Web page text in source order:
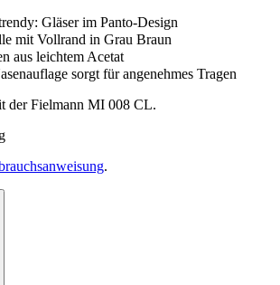
Gläser im Panto-Design
mit Vollrand in Grau Braun
aus leichtem Acetat
sorgt für angenehmes Tragen
der Fielmann MI 008 CL.
.